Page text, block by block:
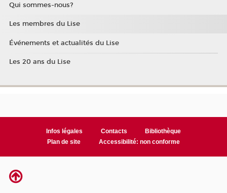
Qui sommes-nous?
Les membres du Lise
Événements et actualités du Lise
Les 20 ans du Lise
Infos légales Contacts
Bibliothèque
Plan de site
Accessibilité: non conforme